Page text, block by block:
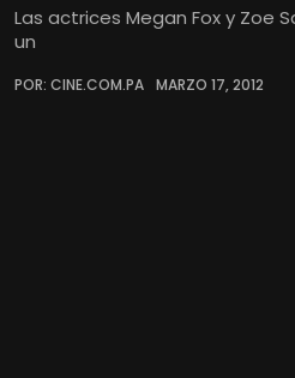
Las actrices Megan Fox y Zoe
un
POR: CINE.COM.PA MARZO 17, 2012